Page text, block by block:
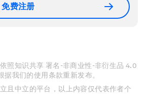
免费注册
照知识共享 署名-非商业性-非衍生品 4.0
据我们的使用条款重新发布。
且中立的平台，以上内容仅代表作者个